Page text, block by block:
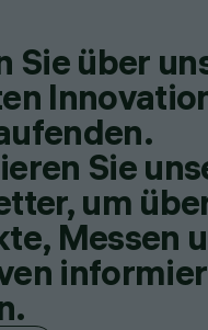
Sie über
Sie
um
Messen